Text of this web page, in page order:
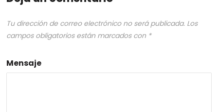
Tu dirección de correo electrónico no será publicada. Los
campos obligatorios están marcados con *
Mensaje